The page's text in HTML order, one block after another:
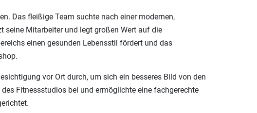
Das fleißige Team suchte nach einer modernen,
seine Mitarbeiter und legt großen Wert auf die
einen gesunden Lebensstil fördert und das
vor Ort durch, um sich ein besseres Bild von den
Fitnessstudios bei und ermöglichte eine fachgerechte